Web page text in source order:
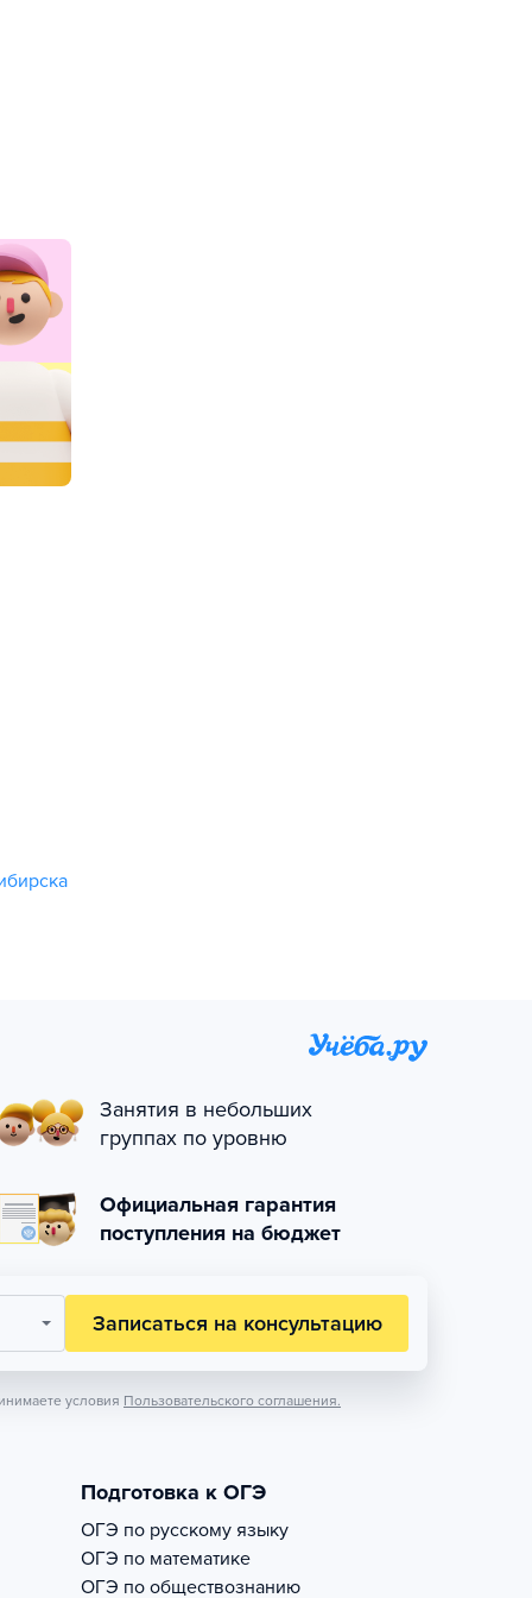
Занятия в небольших
группах по уровню
Официальная гарантия
поступления на бюджет
Записаться на консультацию
условия Пользовательского соглашения.
Подготовка к ОГЭ
ОГЭ по русскому языку
ОГЭ по математике
ОГЭ по обществознанию